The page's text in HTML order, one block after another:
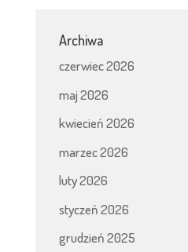
Archiwa
czerwiec 2026
maj 2026
kwiecień 2026
marzec 2026
luty 2026
styczeń 2026
grudzień 2025